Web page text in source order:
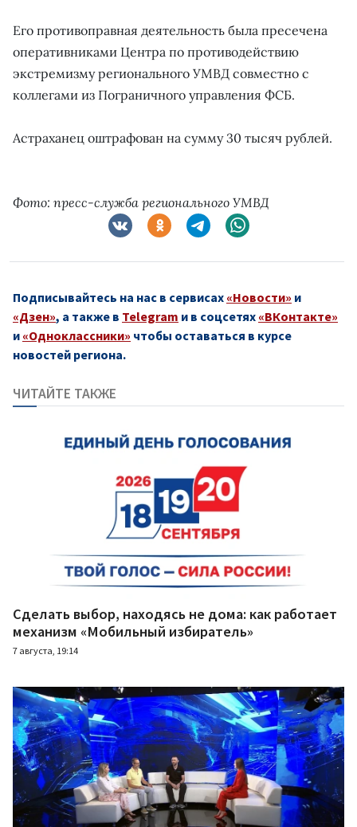
Его противоправная деятельность была пресечена
оперативниками Центра по противодействию
экстремизму регионального УМВД совместно с
коллегами из Пограничного управления ФСБ.
Астраханец оштрафован на сумму 30 тысяч рублей.
Фото: пресс-служба регионального УМВД
Подписывайтесь на нас в сервисах «Новости» и
«Дзен», а также в Telegram и в соцсетях «ВКонтакте»
и «Одноклассники» чтобы оставаться в курсе
новостей региона.
ЧИТАЙТЕ ТАКЖЕ
Сделать выбор, находясь не дома: как работает
механизм «Мобильный избиратель»
7 августа, 19:14